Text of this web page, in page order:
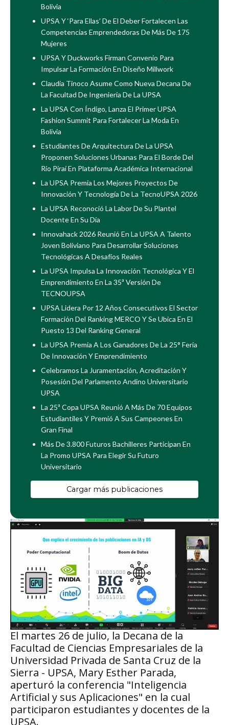
El martes 26 de julio, la Decana de la
Facultad de Ciencias Empresariales de la
Universidad Privada de Santa Cruz de la
Sierra - UPSA, Mary Esther Parada,
aperturó la conferencia "Inteligencia
Artificial y sus Aplicaciones" en la cual
participaron estudiantes y docentes de la
UPSA.
Bolivia
UPSA Y ‘Para Ellas’ De El Deber Fortalecen Las
Competencias Emprendedoras De Más De 175
Mujeres
UPSA Y Duckworks Firman Convenio Para
Impulsar La Formación En Diseño Millwork
Claudia Tinoco Asume Como Nueva Decana De
La Facultad De Ingeniería De La UPSA
La UPSA Con Índigo, Lanza El Primer UPSA
Fashion Summit Para Fortalecer La Moda En
Bolivia
Estudiantes De Arquitectura De La UPSA
Proponen Soluciones Urbanas Para El Borde Del
Río Piraí En Plataforma Académica Internacional
La UPSA Premia Los Mejores Proyectos De
Innovación Y Tecnología De La TecnoUPSA 2026
La UPSA Reconoció La Labor De Su Plantel
Docente En Su Día
Innovahack 2026 Reunió En La UPSA A Talento
Joven Boliviano Para Desarrollar Soluciones
Tecnológicas A Desafíos Reales
La UPSA Impulsa La Innovación Tecnológica Y El
Emprendimiento En La 35ª Versión De
TECNOUPSA
UPSA Lidera Por 12 Años Consecutivos El Sector
Formación Del Ranking MERCO Y Se Ubica En El
Puesto 13 Del Ranking General
La UPSA Premia A Los Ganadores De La 25° Feria
De Innovación Y Emprendimiento
Celebramos La Juramentación, Acreditación Y
Posesión Del Parlamento Andino Universitario
UPSA
La 25ª Copa UPSA Reunió A Más De 70 Equipos
Estudiantiles Y Premió A Sus Campeones En
Gran Final
Más De 3.800 Futuros Bachilleres Participan En
La Promo UPSA Para Elegir Su Futuro
Universitario
Cargar más publicaciones